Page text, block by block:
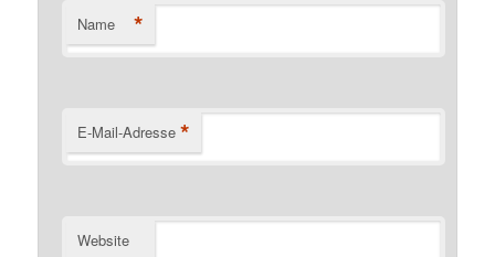
Name *
E-Mail-Adresse *
Website